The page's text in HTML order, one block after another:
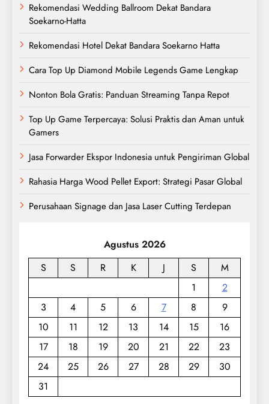
Rekomendasi Wedding Ballroom Dekat Bandara
Soekarno-Hatta
Rekomendasi Hotel Dekat Bandara Soekarno Hatta
Cara Top Up Diamond Mobile Legends Game Lengkap
Nonton Bola Gratis: Panduan Streaming Tanpa Repot
Top Up Game Terpercaya: Solusi Praktis dan Aman untuk
Gamers
Jasa Forwarder Ekspor Indonesia untuk Pengiriman Global
Rahasia Harga Wood Pellet Export: Strategi Pasar Global
Perusahaan Signage dan Jasa Laser Cutting Terdepan
Agustus 2026
S
S R K J S
M
1
2
3
4 5 6 7 8
9
10
11 12 13 14 15
16
17
18 19 20 21 22
23
24
25 26 27 28 29
30
31